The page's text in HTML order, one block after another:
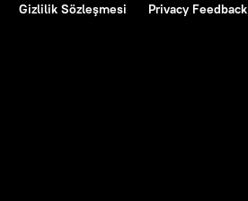
Gizlilik Sözleşmesi Privacy Feedback